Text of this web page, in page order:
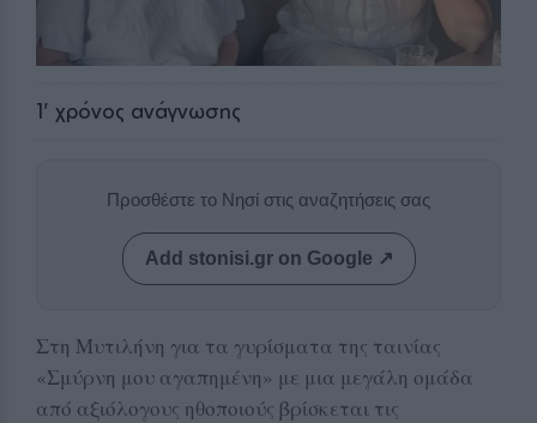
1' χρόνος ανάγνωσης
Προσθέστε το Νησί στις αναζητήσεις σας
Add stonisi.gr on Google ↗
Στη Μυτιλήνη για τα γυρίσματα της ταινίας
«Σμύρνη μου αγαπημένη» με μια μεγάλη ομάδα
από αξιόλογους ηθοποιούς βρίσκεται τις